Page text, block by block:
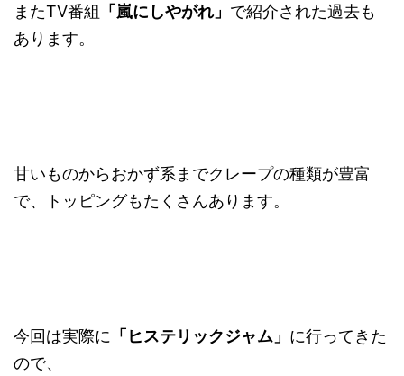
またTV番組 「嵐にしやがれ」 で紹介された過去も
あります。
甘いものからおかず系までクレープの種類が豊富
で、トッピングもたくさんあります。
今回は実際に 「ヒステリックジャム」 に行ってきた
ので、